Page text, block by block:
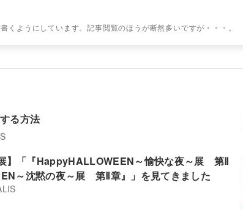
くようにしています。記事閲覧のほうが断然多いですが・・・。
る方法
】「『HappyHALLOWEEN～愉快な夜～展 第Ⅱ
～沈黙の夜～展 第Ⅱ章』」を見てきました